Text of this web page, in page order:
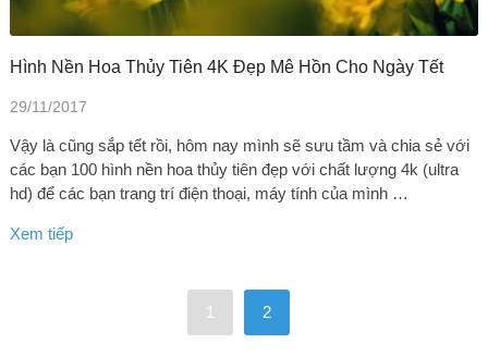
Hình Nền Hoa Thủy Tiên 4K Đẹp Mê Hồn Cho Ngày Tết
29/11/2017
Vậy là cũng sắp tết rồi, hôm nay mình sẽ sưu tầm và chia sẻ với
các bạn 100 hình nền hoa thủy tiên đẹp với chất lượng 4k (ultra
hd) để các bạn trang trí điện thoại, máy tính của mình …
Xem tiếp
1 2